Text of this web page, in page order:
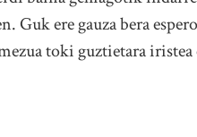
Guk ere gauza bera
toki guztietara iristea